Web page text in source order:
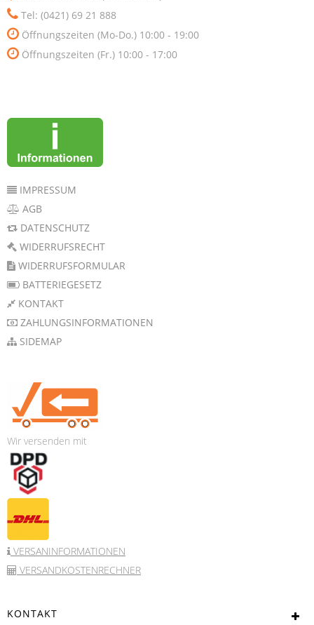
Tel: (0421) 69 21 888
Öffnungszeiten (Mo-Do.) 10:00 - 19:00
Öffnungszeiten (Fr.) 10:00 - 17:00
IMPRESSUM
AGB
DATENSCHUTZ
WIDERRUFSRECHT
WIDERRUFSFORMULAR
BATTERIEGESETZ
KONTAKT
ZAHLUNGSINFORMATIONEN
SIDEMAP
Wir versenden mit
VERSANINFORMATIONEN
VERSANDKOSTENRECHNER
KONTAKT